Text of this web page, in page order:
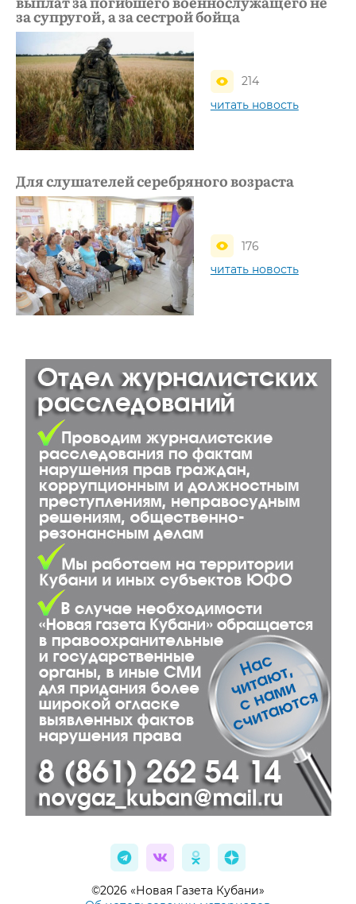
за супругой, а за сестрой бойца
214
читать новость
Для слушателей серебряного возраста
176
читать новость
©2026 «Новая Газета Кубани»